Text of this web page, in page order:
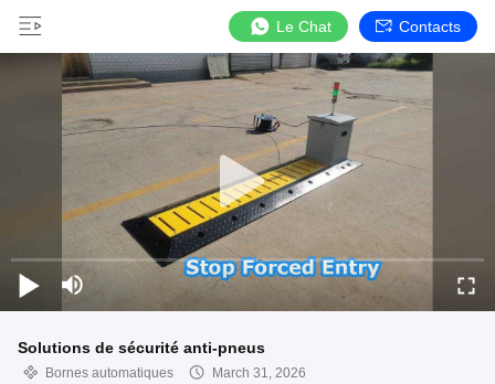
Le Chat Contacts
Solutions de sécurité anti-pneus
Bornes automatiques
March 31, 2026